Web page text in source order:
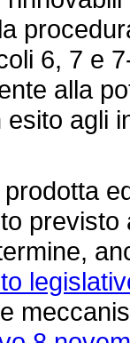
6, 7 e
alla
agli